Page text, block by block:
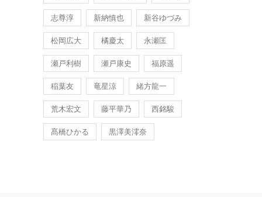
志尊淳 新納慎也 新谷ゆづみ
松岡広大 橘慶太 永瀬匡
瀬戸利樹 瀬戸康史 福原遥
稲葉友 竜星涼 緒方龍一
荒木宏文 藤平華乃 西銘駿
髙橋ひかる 黒澤美澪奈